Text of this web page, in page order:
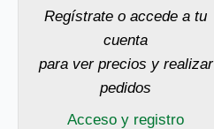
Regístrate o accede a tu
cuenta
para ver precios y realizar
pedidos
Acceso y registro